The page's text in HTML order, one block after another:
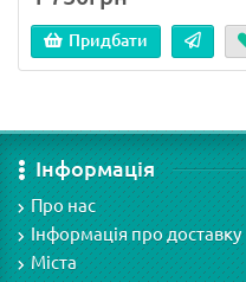
Придбати
Інформація
Про нас
Інформація про доставку
Міста